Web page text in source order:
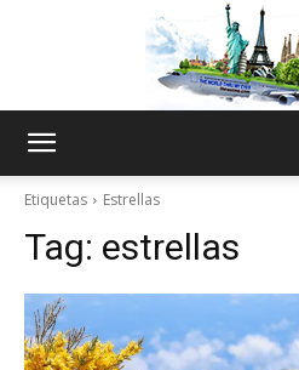
Etiquetas Estrellas
Tag: estrellas